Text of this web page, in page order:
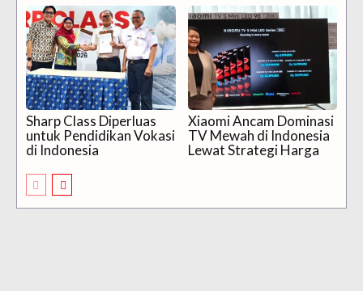
Sharp Class Diperluas
untuk Pendidikan Vokasi
di Indonesia
Xiaomi Ancam Dominasi
TV Mewah di Indonesia
Lewat Strategi Harga